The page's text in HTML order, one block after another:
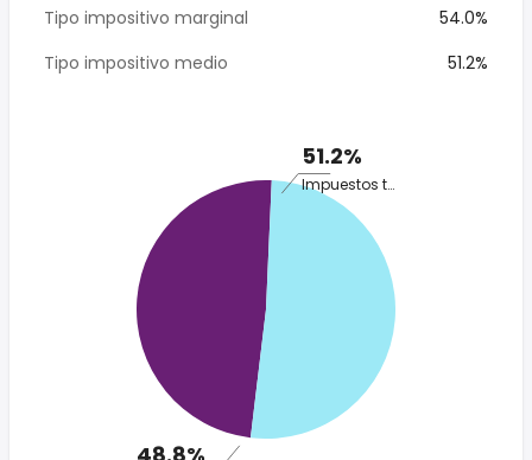
Tipo impositivo marginal
54.0%
Tipo impositivo medio
51.2%
51.2%
Impuestos totales